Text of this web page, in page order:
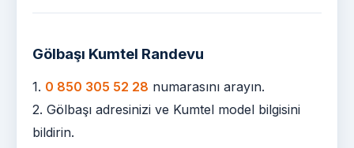
Gölbaşı Kumtel Randevu
1. 0 850 305 52 28 numarasını arayın.
2. Gölbaşı adresinizi ve Kumtel model bilgisini
bildirin.